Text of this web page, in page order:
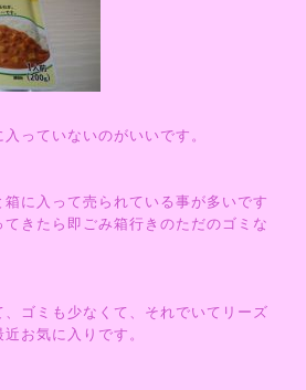
っていないのがいいです。
に入って売られている事が多いです
きたら即ごみ箱行きのただのゴミな
ゴミも少なくて、それでいてリーズ
お気に入りです。